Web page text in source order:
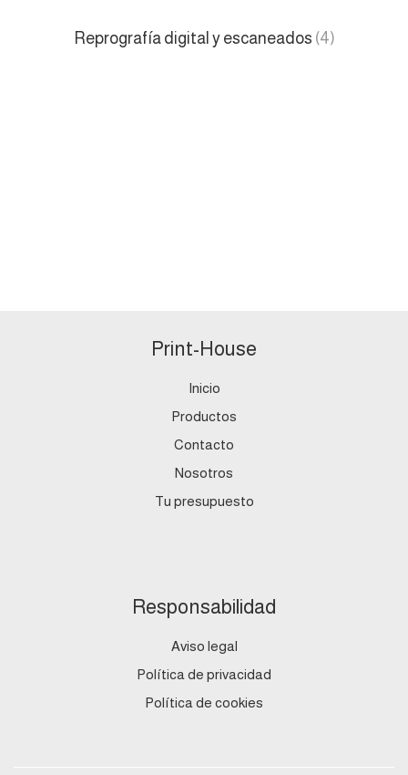
Reprografía digital y escaneados (4)
Print-House
Inicio
Productos
Contacto
Nosotros
Tu presupuesto
Responsabilidad
Aviso legal
Política de privacidad
Política de cookies